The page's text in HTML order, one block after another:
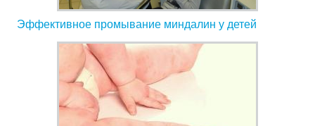
Эффективное промывание миндалин у детей